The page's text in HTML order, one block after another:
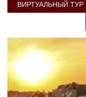
ВИРТУАЛЬНЫЙ ТУР